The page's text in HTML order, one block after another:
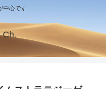
中心です
Ch.